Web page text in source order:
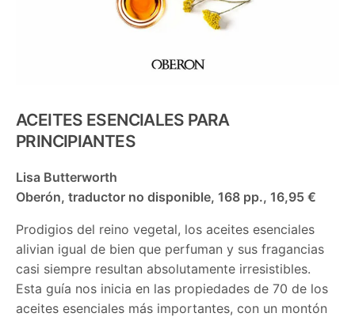
ACEITES ESENCIALES PARA
PRINCIPIANTES
Lisa Butterworth
Oberón, traductor no disponible, 168 pp., 16,95 €
Prodigios del reino vegetal, los aceites esenciales
alivian igual de bien que perfuman y sus fragancias
casi siempre resultan absolutamente irresistibles.
Esta guía nos inicia en las propiedades de 70 de los
aceites esenciales más importantes, con un montón